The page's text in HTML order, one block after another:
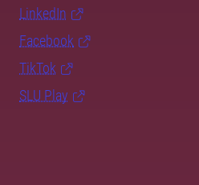
LinkedIn
Facebook
TikTok
SLU Play